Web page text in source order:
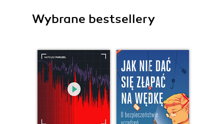
Wybrane bestsellery